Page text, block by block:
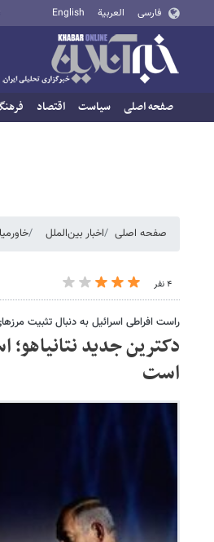
فارسی العربية English
صفحه اصلی سیاست اقتصاد
صفحه اصلی اخبار بین‌الملل
۴ نفر
راست افراطی اسرائیل به دنبال تثبیت
دکترین جدید نتانیاهو؛
است